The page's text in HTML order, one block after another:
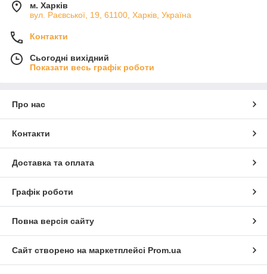
м. Харків
вул. Раєвської, 19, 61100, Харків, Україна
Контакти
Сьогодні вихідний
Показати весь графік роботи
Про нас
Контакти
Доставка та оплата
Графік роботи
Повна версія сайту
Сайт створено на маркетплейсі Prom.ua